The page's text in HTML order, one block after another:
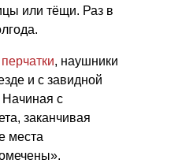
или тёщи. Раз в
перчатки, наушники
и с завидной
Начиная с
заканчивая
места